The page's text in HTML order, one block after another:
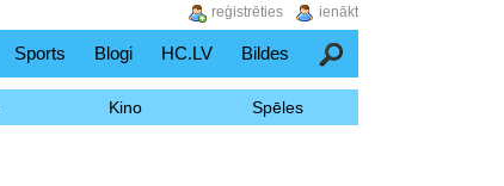
Sports Blogi HC.LV Bildes Meklēšana
Kino Spēles
ienākt
reģistrēties